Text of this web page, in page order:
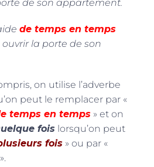
de son appartement.
de temps en temps
la porte de son
on utilise l’adverbe
peut le remplacer par «
temps en temps » et on
fois lorsqu’on peut
fois » ou par «
».